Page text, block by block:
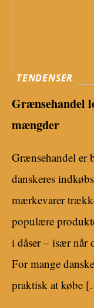
TENDENSER
Grænsehandel
mængder
Grænsehandel er
danskeres
mærkevarer
populære
i dåser – især når
For mange
praktisk at købe